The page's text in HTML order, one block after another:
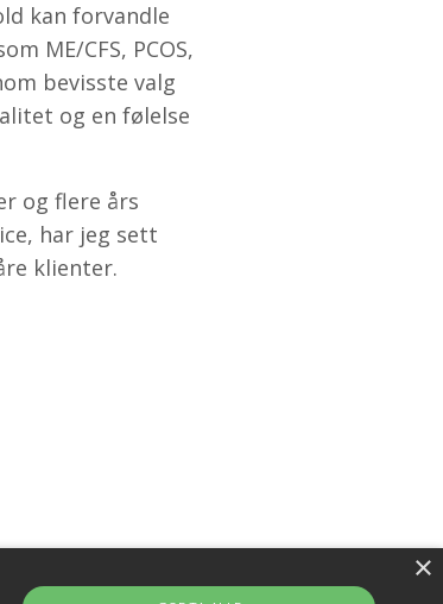
kan forvandle
ME/CFS, PCOS,
bevisste valg
og en følelse
og flere års
har jeg sett
klienter.
×